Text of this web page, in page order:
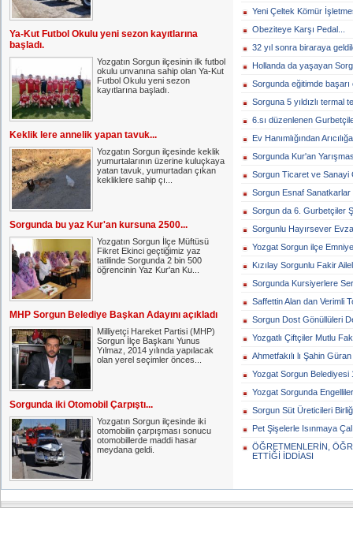
Ya-Kut Futbol Okulu yeni sezon kayıtlarına
başladı.
Yozgatın Sorgun ilçesinin ilk futbol
okulu unvanına sahip olan Ya-Kut
Futbol Okulu yeni sezon
kayıtlarına başladı.
Keklik lere annelik yapan tavuk...
Yozgatın Sorgun ilçesinde keklik
yumurtalarının üzerine kuluçkaya
yatan tavuk, yumurtadan çıkan
kekliklere sahip çı...
Sorgunda bu yaz Kur'an kursuna 2500...
Yozgatın Sorgun İlçe Müftüsü
Fikret Ekinci geçtiğimiz yaz
tatilinde Sorgunda 2 bin 500
öğrencinin Yaz Kur'an Ku...
MHP Sorgun Belediye Başkan Adayını açıkladı
Milliyetçi Hareket Partisi (MHP)
Sorgun İlçe Başkanı Yunus
Yılmaz, 2014 yılında yapılacak
olan yerel seçimler önces...
Sorgunda iki Otomobil Çarpıştı...
Yozgatın Sorgun ilçesinde iki
otomobilin çarpışması sonucu
otomobillerde maddi hasar
meydana geldi.
Yeni Çeltek Kömür
Obeziteye Karşı Pedal...
32 yıl sonra biraraya
Hollanda da yaşayan
Sorgunda eğitimde başarı
Sorguna 5 yıldızlı termal
6.sı düzenlenen
Ev Hanımlığından
Sorgunda Kur'an
Sorgun Ticaret ve Sanayi
Sorgun Esnaf
Sorgun da 6. Gurbetçiler
Sorgunlu Hayırsever
Yozgat Sorgun ilçe
Kızılay Sorgunlu Fakir
Sorgunda Kursiyerlere
Saffettin Alan dan Verimli
Sorgun Dost Gönüllüleri
Yozgatlı Çiftçiler Mutlu
Ahmetfakılı lı Şahin Güran
Yozgat Sorgun Belediyesi
Yozgat Sorgunda
Sorgun Süt Üreticileri
Pet Şişelerle Isınmaya
ÖĞRETMENLERİN,
ETTİĞİ İDDİASI